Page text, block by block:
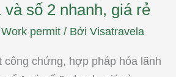
số 2 nhanh, giá rẻ
Work permit / Bởi Visatravela
công chứng, hợp pháp hóa lãnh